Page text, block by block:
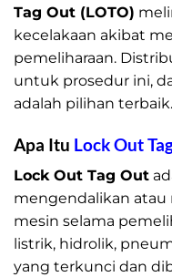
Tag Out (LOTO)
kecelakaan akibat
pemeliharaan.
untuk prosedur ini,
adalah pilihan terbaik.
Apa Itu Lock Out
Lock Out Tag Out
mengendalikan
mesin selama
listrik, hidrolik,
yang terkunci dan